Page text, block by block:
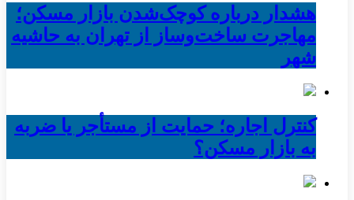
هشدار درباره کوچک‌شدن بازار مسکن؛
مهاجرت ساخت‌وساز از تهران به حاشیه‌
شهر
کنترل اجاره؛ حمایت از مستأجر یا ضربه
به بازار مسکن؟